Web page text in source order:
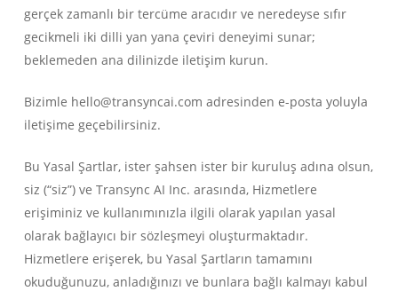
gerçek zamanlı bir tercüme aracıdır ve neredeyse sıfır
gecikmeli iki dilli yan yana çeviri deneyimi sunar;
beklemeden ana dilinizde iletişim kurun.
Bizimle hello@transyncai.com adresinden e-posta yoluyla
iletişime geçebilirsiniz.
Bu Yasal Şartlar, ister şahsen ister bir kuruluş adına olsun,
siz (“siz”) ve Transync AI Inc. arasında, Hizmetlere
erişiminiz ve kullanımınızla ilgili olarak yapılan yasal
olarak bağlayıcı bir sözleşmeyi oluşturmaktadır.
Hizmetlere erişerek, bu Yasal Şartların tamamını
okuduğunuzu, anladığınızı ve bunlara bağlı kalmayı kabul